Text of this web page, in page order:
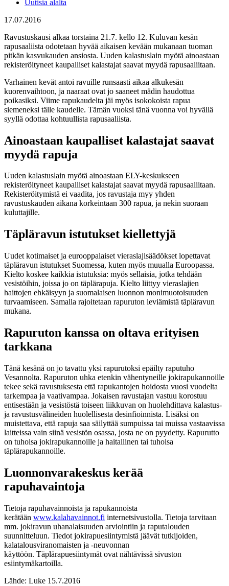
Uutisia alalta
17.07.2016
Ravustuskausi alkaa torstaina 21.7. kello 12. Kuluvan kesän
rapusaaliista odotetaan hyvää aikaisen kevään mukanaan tuoman
pitkän kasvukauden ansiosta. Uuden kalastuslain myötä ainoastaan
rekisteröityneet kaupalliset kalastajat saavat myydä rapusaaliitaan.
Varhainen kevät antoi ravuille runsaasti aikaa alkukesän
kuorenvaihtoon, ja naaraat ovat jo saaneet mädin haudottua
poikasiksi. Viime rapukaudelta jäi myös isokokoista rapua
siemeneksi tälle kaudelle. Tämän vuoksi tänä vuonna voi hyvällä
syyllä odottaa kohtuullista rapusaaliista.
Ainoastaan kaupalliset kalastajat saavat
myydä rapuja
Uuden kalastuslain myötä ainoastaan ELY-keskukseen
rekisteröityneet kaupalliset kalastajat saavat myydä rapusaaliitaan.
Rekisteröitymistä ei vaadita, jos ravustaja myy yhden
ravustuskauden aikana korkeintaan 300 rapua, ja nekin suoraan
kuluttajille.
Täpläravun istutukset kiellettyjä
Uudet kotimaiset ja eurooppalaiset vieraslajisäädökset lopettavat
täpläravun istutukset Suomessa, kuten myös muualla Euroopassa.
Kielto koskee kaikkia istutuksia: myös sellaisia, jotka tehdään
vesistöihin, joissa jo on täplärapuja. Kielto liittyy vieraslajien
haittojen ehkäisyyn ja suomalaisen luonnon monimuotoisuuden
turvaamiseen. Samalla rajoitetaan rapuruton leviämistä täpläravun
mukana.
Rapuruton kanssa on oltava erityisen
tarkkana
Tänä kesänä on jo tavattu yksi rapurutoksi epäilty raputuho
Vesannolta. Rapuruton uhka etenkin vähentyneille jokirapukannoille
tekee sekä ravustuksesta että rapukantojen hoidosta vuosi vuodelta
tarkempaa ja vaativampaa. Jokaisen ravustajan vastuu korostuu
entisestään ja vesistöstä toiseen liikkuvan on huolehdittava kalastus-
ja ravustusvälineiden huolellisesta desinfioinnista. Lisäksi on
muistettava, että rapuja saa säilyttää sumpuissa tai muissa vastaavissa
laitteissa vain siinä vesistön osassa, josta ne on pyydetty. Rapurutto
on tuhoisa jokirapukannoille ja haitallinen tai tuhoisa
täplärapukannoille.
Luonnonvarakeskus kerää
rapuhavaintoja
Tietoja rapuhavainnoista ja rapukannoista
kerätään www.kalahavainnot.fi internetsivustolla. Tietoja tarvitaan
mm. jokiravun uhanalaisuuden arviointiin ja raputalouden
suunnitteluun. Tiedot jokirapuesiintymistä jäävät tutkijoiden,
kalatalousviranomaisten ja -neuvonnan
käyttöön. Täplärapuesiintymät ovat nähtävissä sivuston
esiintymäkartoilla.
Lähde: Luke 15.7.2016